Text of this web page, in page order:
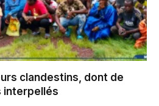
clandestins, dont de
interpellés